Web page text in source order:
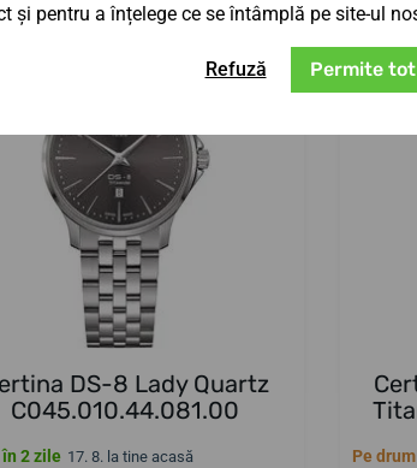
DS-8 Lady Quartz
C045.010.44.081.00
în 2 zile 17. 8. la tine acasă Pe
și pentru a înțelege ce se întâmplă pe site-ul
Refuză Permite tot